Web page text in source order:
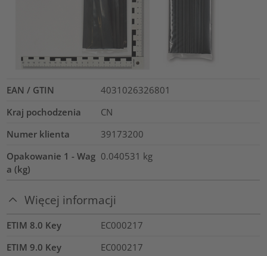
EAN / GTIN
4031026326801
Kraj pochodzenia
CN
Numer klienta
39173200
Opakowanie 1 - Wag
a (kg)
0.040531 kg
Więcej informacji
ETIM 8.0 Key
EC000217
ETIM 9.0 Key
EC000217